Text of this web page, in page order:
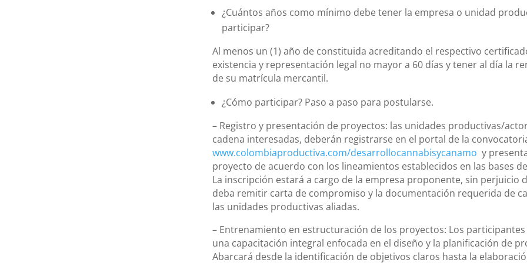
¿Cuántos años como mínimo debe tener la empresa o unidad
participar?
Al menos un (1) año de constituida acreditando el respectivo
existencia y representación legal no mayor a 60 días y tener al día la
de su matrícula mercantil.
¿Cómo participar? Paso a paso para postularse.
– Registro y presentación de proyectos: las unidades productivas/
cadena interesadas, deberán registrarse en el portal de la
www.colombiaproductiva.com/desarrollocannabisycanamo y
proyecto de acuerdo con los lineamientos establecidos en las bases
La inscripción estará a cargo de la empresa proponente, sin perjuicio
deba remitir carta de compromiso y la documentación requerida de
las unidades productivas aliadas.
– Entrenamiento en estructuración de los proyectos: Los
una capacitación integral enfocada en el diseño y la planificación de
Abarcará desde la identificación de objetivos claros hasta la